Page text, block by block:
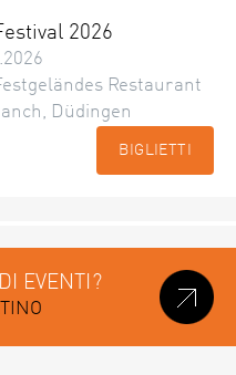
2026
Restaurant
Düdingen
BIGLIETTI
EVENTI?